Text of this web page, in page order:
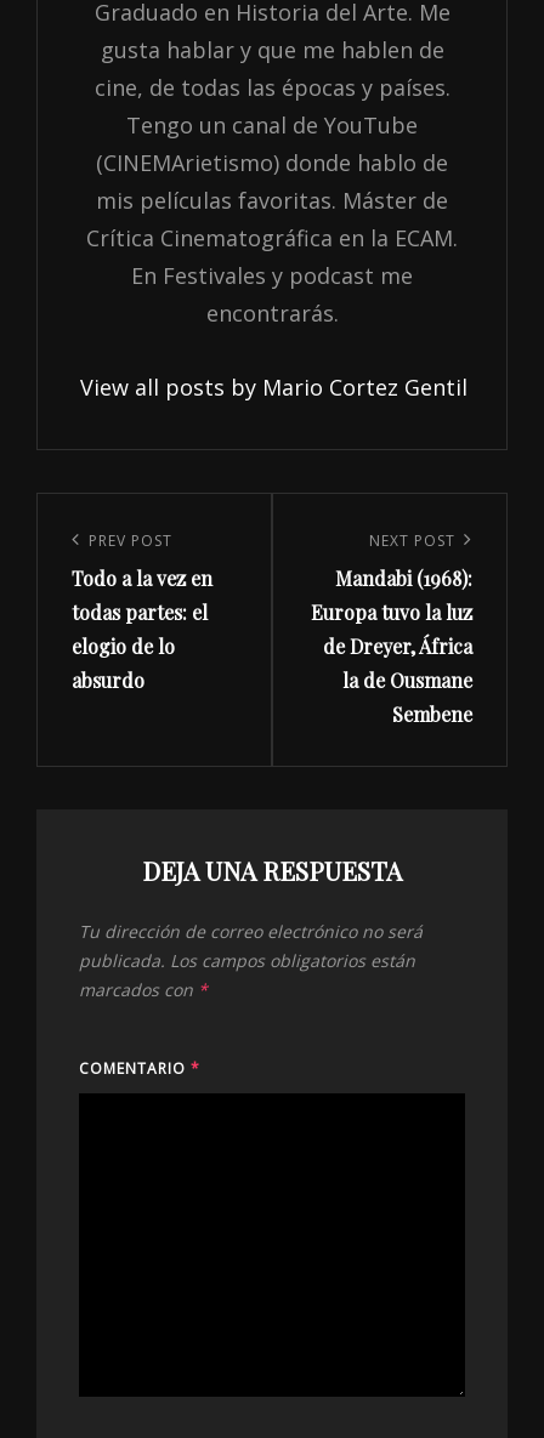
Graduado en Historia del Arte. Me
gusta hablar y que me hablen de
cine, de todas las épocas y países.
Tengo un canal de YouTube
(CINEMArietismo) donde hablo de
mis películas favoritas. Máster de
Crítica Cinematográfica en la ECAM.
En Festivales y podcast me
encontrarás.
View all posts by Mario Cortez Gentil
entradas
Previous
Post
PREV POST
Todo a la vez en
todas partes: el
elogio de lo
absurdo
Post
NEXT POST
Mandabi (1968):
Europa tuvo la luz
de Dreyer, África
la de Ousmane
Sembene
DEJA UNA RESPUESTA
Tu dirección de correo electrónico no será
publicada. Los campos obligatorios están
marcados con *
COMENTARIO *